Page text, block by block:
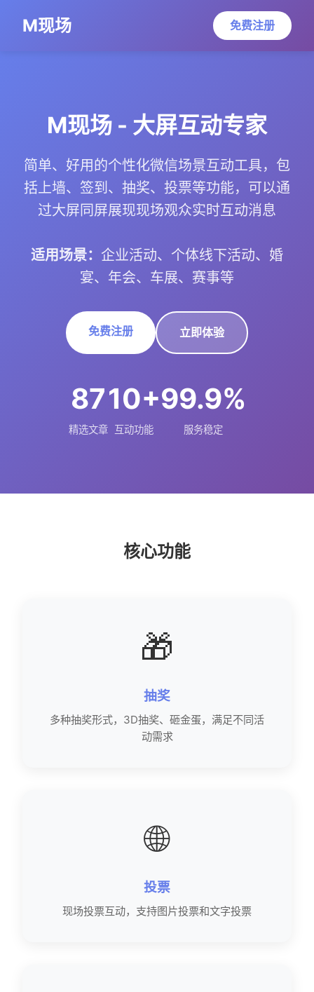
M现场 免费注册
M现场 - 大屏互动专家
简单、好用的个性化微信场景互动工具，包
括上墙、签到、抽奖、投票等功能，可以通
过大屏同屏展现现场观众实时互动消息
适用场景： 企业活动、个体线下活动、婚
宴、年会、车展、赛事等
免费注册 立即体验
87
精选文章
10+
互动功能
99.9%
服务稳定
核心功能
🎁
抽奖
多种抽奖形式，3D抽奖、砸金蛋，满足不同活
动需求
🌐
投票
现场投票互动，支持图片投票和文字投票